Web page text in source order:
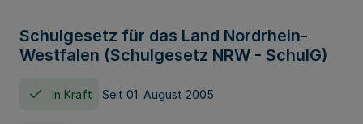
Schulgesetz für das Land Nordrhein-
Westfalen (Schulgesetz NRW - SchulG)
In Kraft Seit 01. August 2005